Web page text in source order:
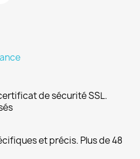
de sécurité SSL.
et précis. Plus de 48